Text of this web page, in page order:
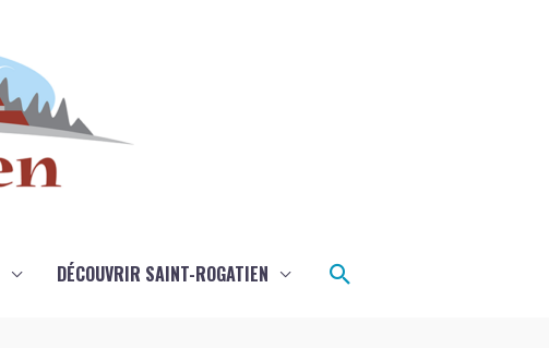
DÉCOUVRIR SAINT-ROGATIEN Rechercher